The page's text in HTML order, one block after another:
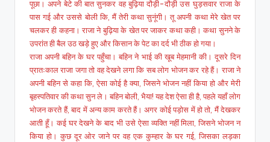
पूछा। अपने बेटे की बात सुनकर वह बुढ़िया दौड़ी-दौड़ी उस घुड़सवार राजा के
पास गई और उससे बोली कि, मैं तेरी कथा सुनूंगी। तू अपनी कथा मेरे खेत पर
चलकर ही कहना। राजा ने बुढ़िया के खेत पर जाकर कथा कही। कथा सुनने के
उपरांत ही बैल उठ खड़े हुए और किसान के पेट का दर्द भी ठीक हो गया।
राजा अपनी बहिन के घर पहुँचा। बहिन ने भाई की खूब मेहमानी की। दूसरे दिन
प्रातःकाल राजा जगा तो वह देखने लगा कि सब लोग भोजन कर रहे हैं। राजा ने
अपनी बहिन से कहा कि, ऐसा कोई है क्या, जिसने भोजन नहीं किया हो और मेरी
बृहस्पतिवार की कथा सुन ले। बहिन बोली, भैया! यह देश ऐसा ही है, पहले यहाँ लोग
भोजन करते हैं, बाद में अन्य काम करते हैं। अगर कोई पड़ोस में हो तो, मैं देखकर
आती हूँ। कई घर देखने के बाद भी उसे ऐसा व्यक्ति नहीं मिला, जिसने भोजन न
किया हो। कुछ दूर ओर जाने पर वह एक कुम्हार के घर गई, जिसका लड़का